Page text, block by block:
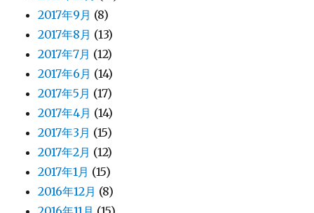
2017年9月 (8)
2017年8月 (13)
2017年7月 (12)
2017年6月 (14)
2017年5月 (17)
2017年4月 (14)
2017年3月 (15)
2017年2月 (12)
2017年1月 (15)
2016年12月 (8)